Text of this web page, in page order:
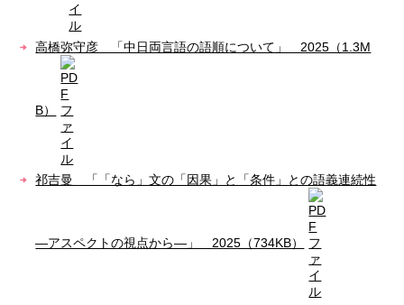
高橋弥守彦 「中日両言語の語順について」 2025（1.3M
B）
祁吉曼 「「なら」文の「因果」と「条件」との語義連続性
―アスペクトの視点から―」 2025（734KB）